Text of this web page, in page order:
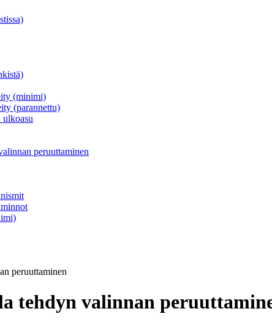
(minimi)
(parannettu)
ulkoasu
peruuttaminen
peruuttaminen
tehdyn valinnan